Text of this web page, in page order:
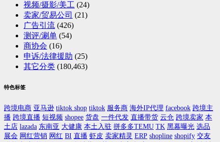
视频/摄影/美工 (24)
卖家/贸易公司 (21)
广告引流 (426)
测评/涮单 (54)
商协会 (16)
申诉/法律援助 (25)
其它分类 (180,463)
特色标签
跨境电商 亚马逊 tiktok shop tiktok 服务商 海外IP代理 facebook 跨境主
播 跨境直播 短视频 shopee 货盘 一件代发 直播带货 云仓 跨境卖家 本
土店 lazada 东南亚 大健康 本土入驻 拼多多TEMU TK 黑幕曝光 选品
展会 网红营销 网红 BI 直播 虾皮 卖家精灵 ERP shopline shopify 交友